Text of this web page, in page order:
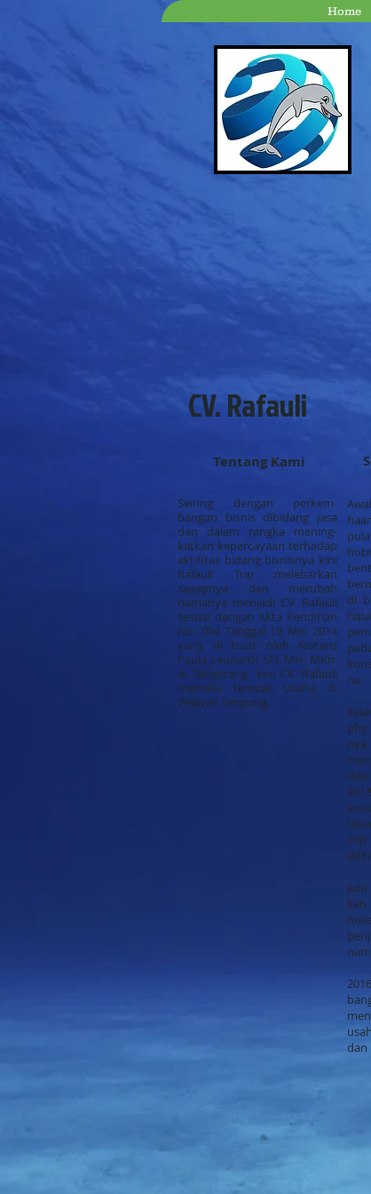
Home
CV. Rafauli
Tentang Kami
Seiring dengan perkem-
bangan bisnis dibidang jasa
dan dalam rangka mening-
katkan kepercayaan terhadap
aktifitas bidang bisnisnya kini
Rafauli Trip melebarkan
sayapnya dan merubah
namanya menjadi CV. Rafauli
sesuai dengan Akta Pendirian
No. 004 Tanggal 19 Mei 2014
yang di buat oleh Notaris
Paula Leonardi, SH, MH, MKn.
di Tangerang, kini CV. Rafauli
memiliki tempat Usaha di
Wilayah Serpong.
di
na.
dan